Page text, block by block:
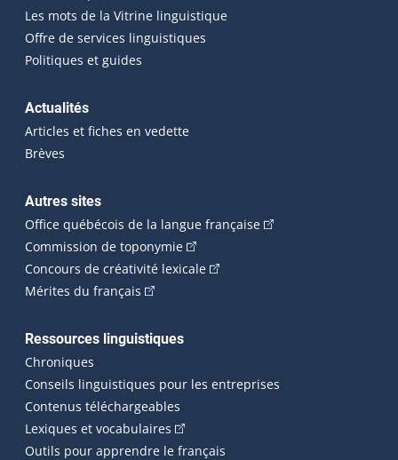
Les mots de la Vitrine linguistique
Offre de services linguistiques
Politiques et guides
Actualités
Articles et fiches en vedette
Brèves
Autres sites
Office québécois de la langue française(Cet hyperlien
Commission de toponymie(Cet hyperlien externe s'ouvrira
Concours de créativité lexicale(Cet hyperlien externe
Mérites du français (Cet hyperlien externe s'ouvrira dans une
Ressources linguistiques
Chroniques
Conseils linguistiques pour les entreprises
Contenus téléchargeables
Lexiques et vocabulaires (Cet hyperlien externe s'ouvrira
Outils pour apprendre le français